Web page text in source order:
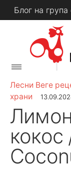
Skip
to
Блог на
Primary
Лесни Веге
храни
кокос